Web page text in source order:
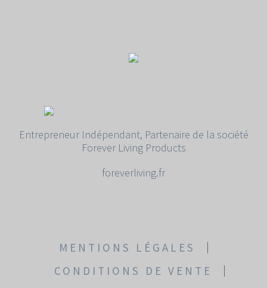
Entrepreneur Indépendant, Partenaire de la société
Forever Living Products
foreverliving.fr
MENTIONS LÉGALES
CONDITIONS DE VENTE